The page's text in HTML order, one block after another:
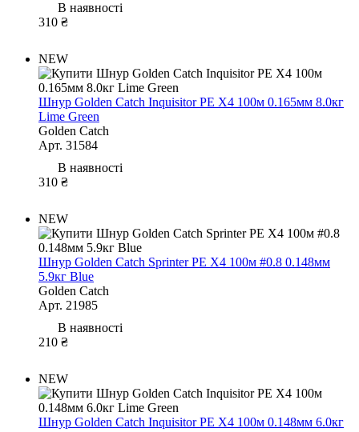
В наявності
310 ₴
NEW
Шнур Golden Catch Inquisitor PE X4 100м 0.165мм 8.0кг
Lime Green
Golden Catch
Арт. 31584
В наявності
310 ₴
NEW
Шнур Golden Catch Sprinter PE X4 100м #0.8 0.148мм
5.9кг Blue
Golden Catch
Арт. 21985
В наявності
210 ₴
NEW
Шнур Golden Catch Inquisitor PE X4 100м 0.148мм 6.0кг